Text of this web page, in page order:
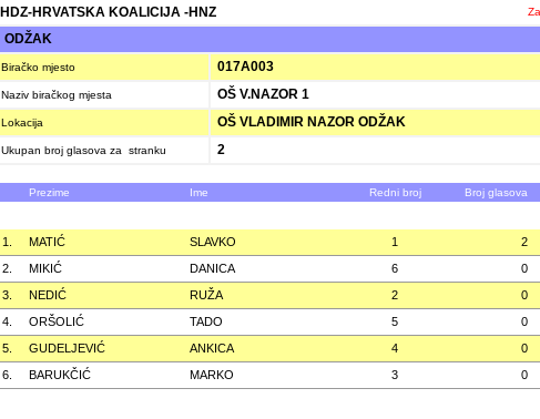
HDZ-HRVATSKA KOALICIJA -HNZ
ODŽAK
Biračko mjesto 017A003
Naziv biračkog mjesta OŠ V.NAZOR 1
Lokacija OŠ VLADIMIR NAZOR ODŽAK
Ukupan broj glasova za stranku 2
Prezime Ime Redni broj Broj glasova
1. MATIĆ SLAVKO 1 2
2.
MIKIĆ DANICA 6 0
3.
NEDIĆ RUŽA 2 0
4.
ORŠOLIĆ TADO 5 0
5.
GUDELJEVIĆ ANKICA 4 0
6.
BARUKČIĆ MARKO 3 0